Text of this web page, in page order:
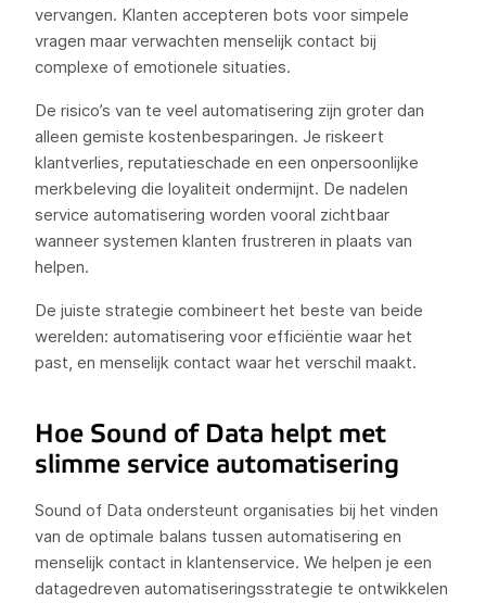
vervangen. Klanten accepteren bots voor simpele
vragen maar verwachten menselijk contact bij
complexe of emotionele situaties.
De risico’s van te veel automatisering zijn groter dan
alleen gemiste kostenbesparingen. Je riskeert
klantverlies, reputatieschade en een onpersoonlijke
merkbeleving die loyaliteit ondermijnt. De nadelen
service automatisering worden vooral zichtbaar
wanneer systemen klanten frustreren in plaats van
helpen.
De juiste strategie combineert het beste van beide
werelden: automatisering voor efficiëntie waar het
past, en menselijk contact waar het verschil maakt.
Hoe Sound of Data helpt met
slimme service automatisering
Sound of Data ondersteunt organisaties bij het vinden
van de optimale balans tussen automatisering en
menselijk contact in klantenservice. We helpen je een
datagedreven automatiseringsstrategie te ontwikkelen